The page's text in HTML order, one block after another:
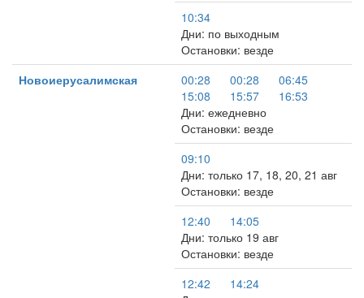
10:34
Дни: по выходным
Остановки: везде
Новоиерусалимская
00:28 00:28
06:45
15:08
15:57
16:53
Дни: ежедневно
Остановки: везде
09:10
Дни: только 17, 18, 20, 21 авг
Остановки: везде
12:40
14:05
Дни: только 19 авг
Остановки: везде
12:42
14:24